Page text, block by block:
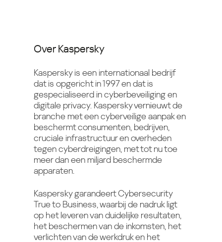
Over Kaspersky
Kaspersky is een internationaal bedrijf
dat is opgericht in 1997 en dat is
gespecialiseerd in cyberbeveiliging en
digitale privacy. Kaspersky vernieuwt de
branche met een cyberveilige aanpak en
beschermt consumenten, bedrijven,
cruciale infrastructuur en overheden
tegen cyberdreigingen, met tot nu toe
meer dan een miljard beschermde
apparaten.
Kaspersky garandeert Cybersecurity
True to Business, waarbij de nadruk ligt
op het leveren van duidelijke resultaten,
het beschermen van de inkomsten, het
verlichten van de werkdruk en het